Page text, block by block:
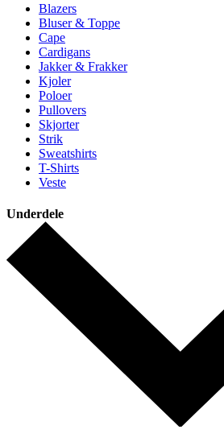
Blazers
Bluser & Toppe
Cape
Cardigans
Jakker & Frakker
Kjoler
Poloer
Pullovers
Skjorter
Strik
Sweatshirts
T-Shirts
Veste
Underdele